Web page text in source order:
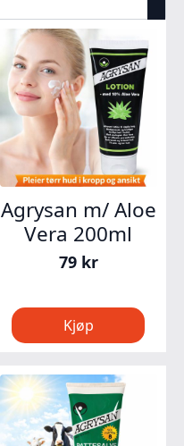
Agrysan m/ Aloe
Vera 200ml
79 kr
Kjøp